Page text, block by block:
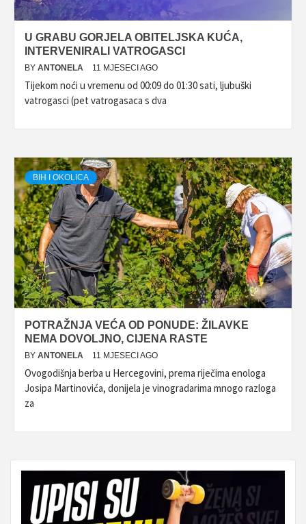
U GRABU GORJELA OBITELJSKA KUĆA,
INTERVENIRALI VATROGASCI
BY ANTONELA 11 MJESECI AGO
Tijekom noći u vremenu od 00:09 do 01:30 sati, ljubuški
vatrogasci (pet vatrogasaca s dva
BIH I OKOLICA
POTRAŽNJA VEĆA OD PONUDE: ŽILAVKE
NEMA DOVOLJNO, CIJENA RASTE
BY ANTONELA 11 MJESECI AGO
Ovogodišnja berba u Hercegovini, prema riječima enologa
Josipa Martinovića, donijela je vinogradarima mnogo razloga
za